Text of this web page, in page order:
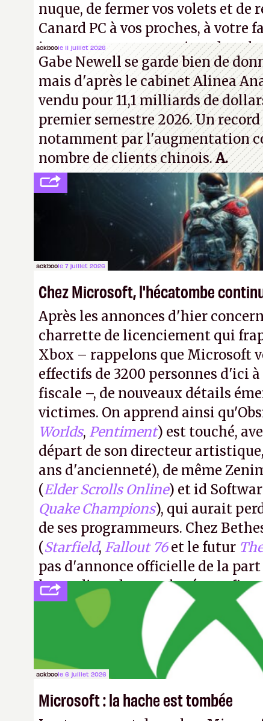
nuque, de fermer vos volets et de
Canard PC à vos proches, à votre
inconnus que vous croisez dans
! –ER.
ackboole 11 juillet 2026
Gabe Newell se garde bien de
mais d'après le cabinet Alinea
vendu pour 11,1 milliards de
premier semestre 2026. Un
notamment par l'augmentation
nombre de clients chinois.A.
ackboole 7 juillet 2026
Chez Microsoft, l'hécatombe
Après les annonces d'hier
charrette de licenciement qui
Xbox – rappelons que Microsoft
effectifs de 3200 personnes d'ici
fiscale –, de nouveaux détails
victimes. On apprend ainsi
Worlds, Pentiment) est touché,
départ de son directeur
ans d'ancienneté), de même
(Elder Scrolls Online) et id
Quake Champions), qui aurait
de ses programmeurs. Chez
(Starfield, Fallout 76et le futur
pas d'annonce officielle de la
le syndicat des employés
licenciements.
A.
ackboole 6 juillet 2026
Microsoft : la hache est tombée